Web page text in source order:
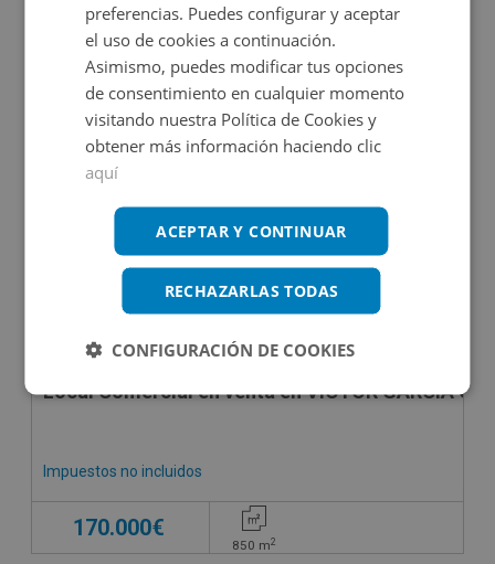
Impuestos no incluidos
69.000€
319 m2 1 Baños
SUJETO A IVA
Local Comercial en venta en VICTOR GARCIA
Impuestos no incluidos
170.000€
850 m2
preferencias. Puedes configurar y aceptar
el uso de cookies a continuación.
Asimismo, puedes modificar tus opciones
de consentimiento en cualquier momento
visitando nuestra Política de Cookies y
obtener más información haciendo clic
aquí
ACEPTAR Y CONTINUAR
RECHAZARLAS TODAS
CONFIGURACIÓN DE COOKIES